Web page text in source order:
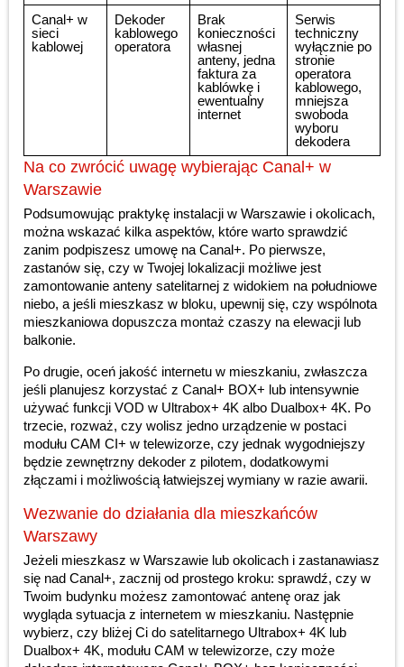
Canal+ w
sieci
kablowej
Dekoder
kablowego
operatora
Brak
konieczności
własnej
anteny, jedna
faktura za
kablówkę i
ewentualny
internet
Serwis
techniczny
wyłącznie po
stronie
operatora
kablowego,
mniejsza
swoboda
wyboru
dekodera
Na co zwrócić uwagę wybierając Canal+ w
Warszawie
Podsumowując praktykę instalacji w Warszawie i okolicach,
można wskazać kilka aspektów, które warto sprawdzić
zanim podpiszesz umowę na Canal+. Po pierwsze,
zastanów się, czy w Twojej lokalizacji możliwe jest
zamontowanie anteny satelitarnej z widokiem na południowe
niebo, a jeśli mieszkasz w bloku, upewnij się, czy wspólnota
mieszkaniowa dopuszcza montaż czaszy na elewacji lub
balkonie.
Po drugie, oceń jakość internetu w mieszkaniu, zwłaszcza
jeśli planujesz korzystać z Canal+ BOX+ lub intensywnie
używać funkcji VOD w Ultrabox+ 4K albo Dualbox+ 4K. Po
trzecie, rozważ, czy wolisz jedno urządzenie w postaci
modułu CAM CI+ w telewizorze, czy jednak wygodniejszy
będzie zewnętrzny dekoder z pilotem, dodatkowymi
złączami i możliwością łatwiejszej wymiany w razie awarii.
Wezwanie do działania dla mieszkańców
Warszawy
Jeżeli mieszkasz w Warszawie lub okolicach i zastanawiasz
się nad Canal+, zacznij od prostego kroku: sprawdź, czy w
Twoim budynku możesz zamontować antenę oraz jak
wygląda sytuacja z internetem w mieszkaniu. Następnie
wybierz, czy bliżej Ci do satelitarnego Ultrabox+ 4K lub
Dualbox+ 4K, modułu CAM w telewizorze, czy może